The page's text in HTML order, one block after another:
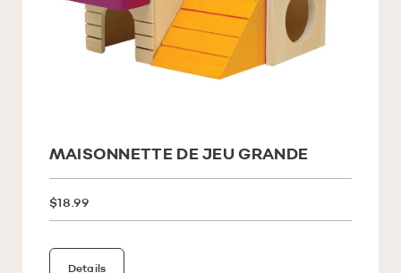
MAISONNETTE DE JEU GRANDE
$18.99
Details